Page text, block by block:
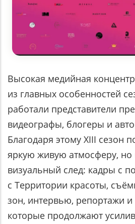
Высокая медийная
из главных особенностей
работали представители
видеографы, блогеры и
Благодаря этому XIII сезон
яркую живую атмосферу,
визуальный след: кадры с
с Территории красоты,
зон, интервью, репортажи и
которые продолжают